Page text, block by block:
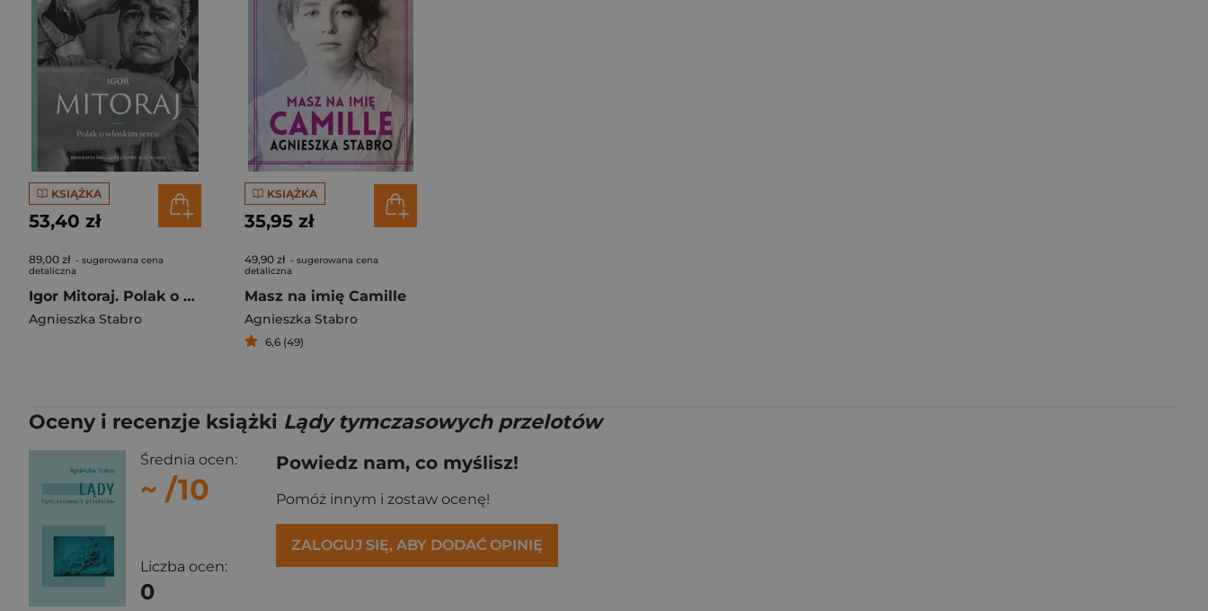
KSIĄŻKA
53,40 zł
89,00 zł - sugerowana cena
detaliczna
Igor Mitoraj. Polak o włoskim sercu
Agnieszka Stabro
KSIĄŻKA
35,95 zł
49,90 zł - sugerowana cena
detaliczna
Masz na imię Camille
Agnieszka Stabro
6,6 (49)
Oceny i recenzje książki Lądy tymczasowych przelotów
Średnia ocen:
~ /10
Liczba ocen:
0
Powiedz nam, co myślisz!
Pomóż innym i zostaw ocenę!
ZALOGUJ SIĘ, ABY DODAĆ OPINIĘ